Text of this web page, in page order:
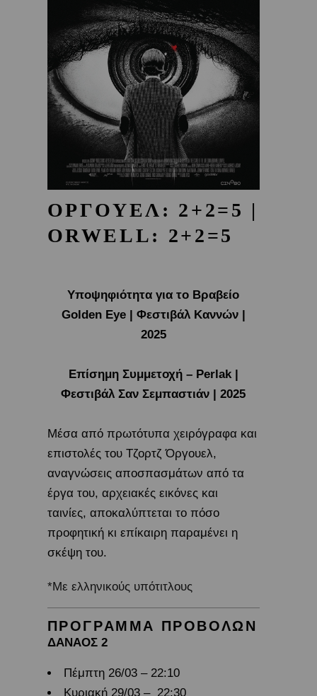
ΟΡΓΟΥΕΛ: 2+2=5 |
ORWELL: 2+2=5
Υποψηφιότητα για το Βραβείο
Golden Eye | Φεστιβάλ Καννών |
2025
Επίσημη Συμμετοχή – Perlak |
Φεστιβάλ Σαν Σεμπαστιάν | 2025
Μέσα από πρωτότυπα χειρόγραφα και
επιστολές του Τζορτζ Όργουελ,
αναγνώσεις αποσπασμάτων από τα
έργα του, αρχειακές εικόνες και
ταινίες, αποκαλύπτεται το πόσο
προφητική κι επίκαιρη παραμένει η
σκέψη του.
*Με ελληνικούς υπότιτλους
ΠΡΟΓΡΑΜΜΑ ΠΡΟΒΟΛΩΝ
ΔΑΝΑΟΣ 2
Πέμπτη 26/03 – 22:10
Κυριακή 29/03 – 22:30